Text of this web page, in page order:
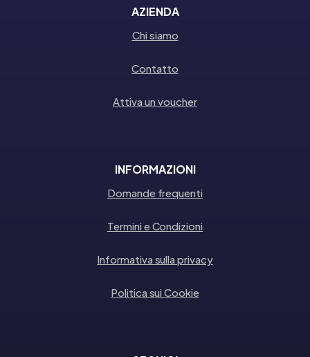
AZIENDA
Chi siamo
Contatto
Attiva un voucher
INFORMAZIONI
Domande frequenti
Termini e Condizioni
Informativa sulla privacy
Politica sui Cookie